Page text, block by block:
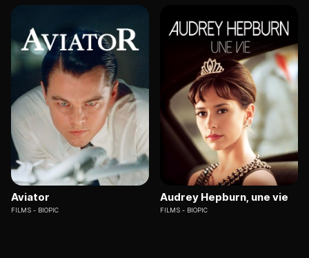
Aviator
FILMS BIOPIC
Audrey Hepburn, une vie
FILMS BIOPIC